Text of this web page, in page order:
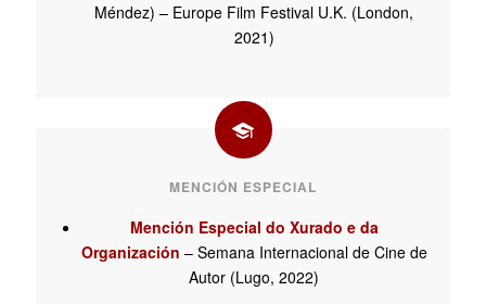
Méndez) – Europe Film Festival U.K. (London,
2021)
MENCIÓN ESPECIAL
Mención Especial do Xurado e da
Organización – Semana Internacional de Cine de
Autor (Lugo, 2022)